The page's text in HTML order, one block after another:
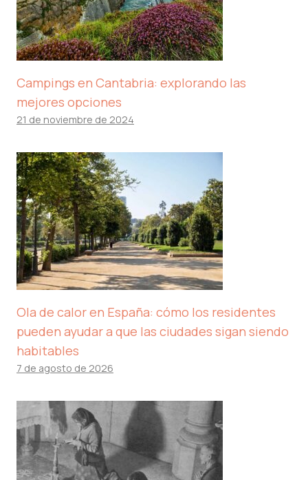
Campings en Cantabria: explorando las
mejores opciones
21 de noviembre de 2024
Ola de calor en España: cómo los residentes
pueden ayudar a que las ciudades sigan siendo
habitables
7 de agosto de 2026